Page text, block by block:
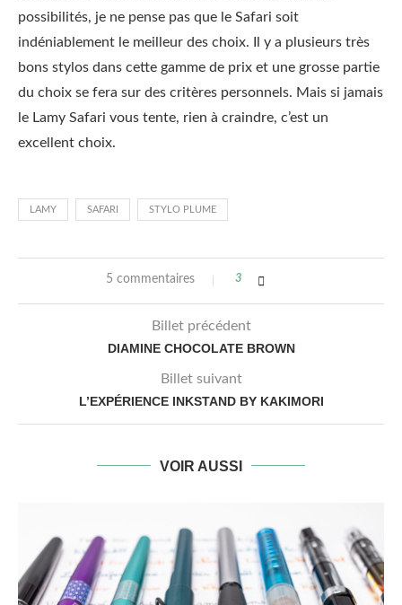
possibilités, je ne pense pas que le Safari soit
indéniablement le meilleur des choix. Il y a plusieurs très
bons stylos dans cette gamme de prix et une grosse partie
du choix se fera sur des critères personnels. Mais si jamais
le Lamy Safari vous tente, rien à craindre, c’est un
excellent choix.
LAMY SAFARI STYLO PLUME
5 commentaires 3
Billet précédent
DIAMINE CHOCOLATE BROWN
Billet suivant
L’EXPÉRIENCE INKSTAND BY KAKIMORI
VOIR AUSSI